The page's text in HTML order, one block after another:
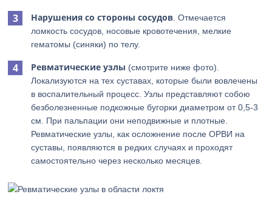
Нарушения со стороны сосудов . Отмечается
ломкость сосудов, носовые кровотечения, мелкие
гематомы (синяки) по телу.
Ревматические узлы (смотрите ниже фото).
Локализуются на тех суставах, которые были вовлечены
в воспалительный процесс. Узлы представляют собою
безболезненные подкожные бугорки диаметром от 0,5-3
см. При пальпации они неподвижные и плотные.
Ревматические узлы, как осложнение после ОРВИ на
суставы, появляются в редких случаях и проходят
самостоятельно через несколько месяцев.